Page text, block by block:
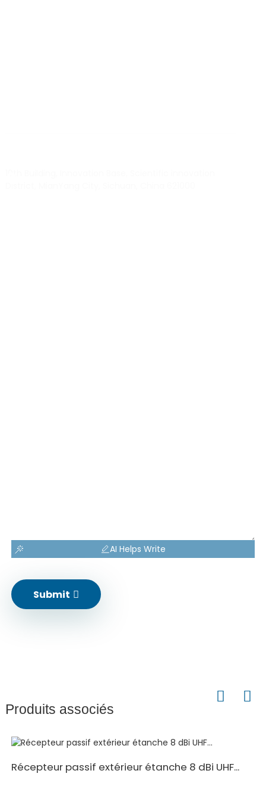
AI Helps Write
Submit
Produits associés
Récepteur passif extérieur étanche 8 dBi UHF...